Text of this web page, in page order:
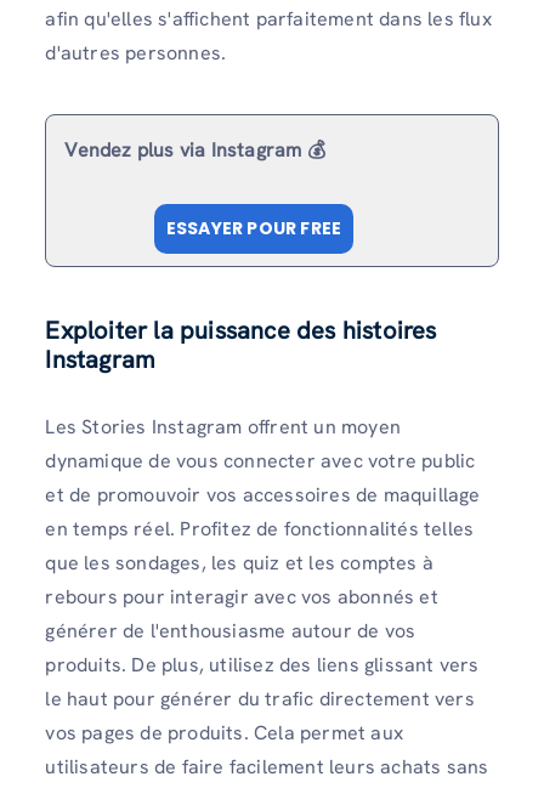
afin qu'elles s'affichent parfaitement dans les flux
d'autres personnes.
Vendez plus via Instagram 💰
ESSAYER POUR FREE
Exploiter la puissance des histoires
Instagram
Les Stories Instagram offrent un moyen
dynamique de vous connecter avec votre public
et de promouvoir vos accessoires de maquillage
en temps réel. Profitez de fonctionnalités telles
que les sondages, les quiz et les comptes à
rebours pour interagir avec vos abonnés et
générer de l'enthousiasme autour de vos
produits. De plus, utilisez des liens glissant vers
le haut pour générer du trafic directement vers
vos pages de produits. Cela permet aux
utilisateurs de faire facilement leurs achats sans